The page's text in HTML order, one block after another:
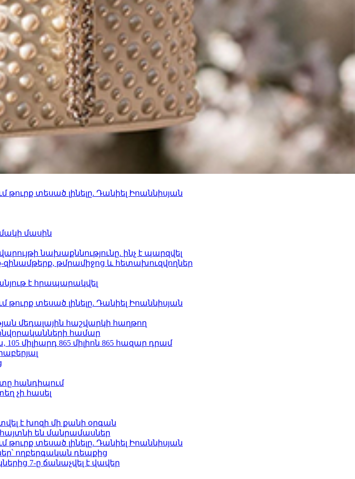
տեսած լինելը. Դանիել Իոաննիսյան
մասին
նախաքննությունը. ինչ է պարզվել
զինամթերք, թմրամիջոց և հետախուզվողներ
է հրապարակվել
տեսած լինելը. Դանիել Իոաննիսյան
մեդալային հաշվարկի հաղթող
համար
միլիարդ 865 միլիոն 865 հազար դրամ
հանդիպում
չի հասել
է խոզի մի քանի օրգան
են մանրամասներ
տեսած լինելը. Դանիել Իոաննիսյան
ողբերգական դեպքից
7-ը ճանաչվել է վավեր